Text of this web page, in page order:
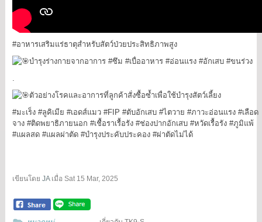
#อาหารเสริมแร่ธาตุสำหรับสัตว์ป่วยประสิทธิภาพสูง
บำรุงร่างกายจากอาการ #ซึม #เบื่ออาหาร #อ่อนแรง #อักเสบ #ขนร่วง
ตัวอย่างโรคและอาการที่ลูกค้าสั่งซื้อซ้ำเพื่อใช้บำรุงสัตว์เลี้ยง
#มะเร็ง #ลูคิเมีย #เอดส์แมว #FIP #ตับอักเสบ #ไตวาย #ภาวะอ่อนแรง #เลือด
จาง #ติดพยาธิภายนอก #เชื้อราเรื้อรัง #ช่องปากอักเสบ #หวัดเรื้อรัง #ภูมิแพ้
#แผลสด #แผลผ่าตัด #บำรุงประคับประคอง #ผ่าตัดไม่ได้
เขียนโดย JAเมื่อ Sat 15 Mar, 2025